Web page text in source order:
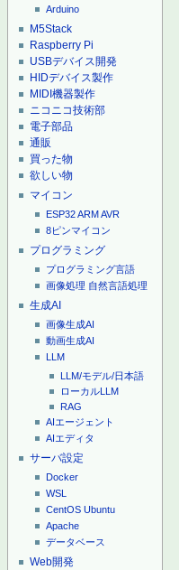
Arduino
M5Stack
Raspberry Pi
USBデバイス開発
HIDデバイス製作
MIDI機器製作
ニコニコ技術部
電子部品
通販
買った物
欲しい物
マイコン
ESP32ARMAVR
8ピンマイコン
プログラミング
プログラミング言語
画像処理 自然言語処理
生成AI
画像生成AI
動画生成AI
LLM
LLM/モデル/日本語
ローカルLLM
RAG
AIエージェント
AIエディタ
サーバ設定
Docker
WSL
CentOS Ubuntu
Apache
データベース
Web開発